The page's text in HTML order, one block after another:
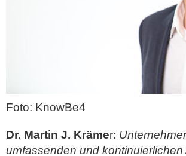
Foto: KnowBe4
Dr. Martin J. Krämer:
umfassenden und